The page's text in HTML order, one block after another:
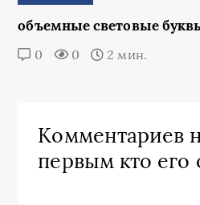
объемные световые
0 0 2 мин.
Комментариев
первым кто его